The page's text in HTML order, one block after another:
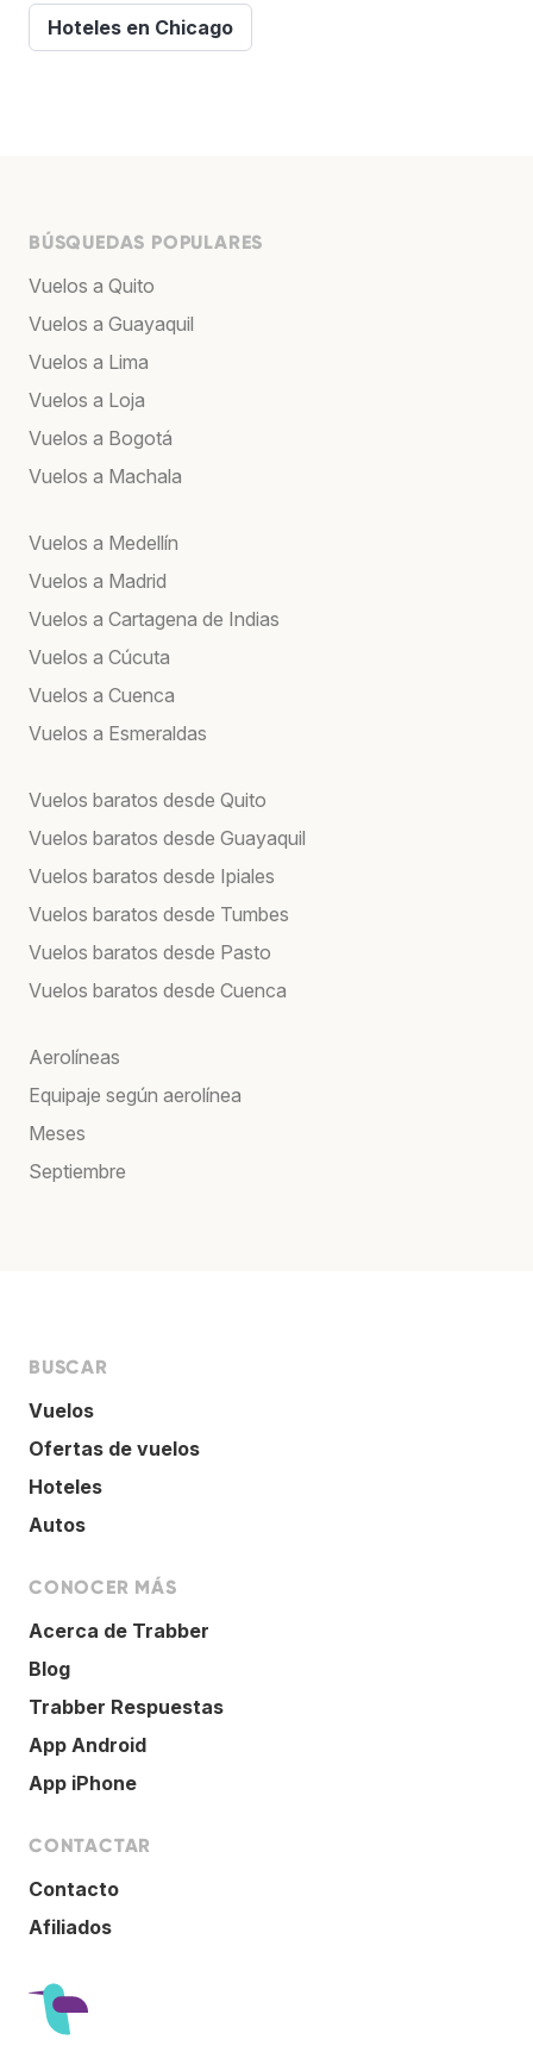
Hoteles en Chicago
BÚSQUEDAS POPULARES
Vuelos a Quito
Vuelos a Guayaquil
Vuelos a Lima
Vuelos a Loja
Vuelos a Bogotá
Vuelos a Machala
Vuelos a Medellín
Vuelos a Madrid
Vuelos a Cartagena de Indias
Vuelos a Cúcuta
Vuelos a Cuenca
Vuelos a Esmeraldas
Vuelos baratos desde Quito
Vuelos baratos desde Guayaquil
Vuelos baratos desde Ipiales
Vuelos baratos desde Tumbes
Vuelos baratos desde Pasto
Vuelos baratos desde Cuenca
Aerolíneas
Equipaje según aerolínea
Meses
Septiembre
BUSCAR
Vuelos
Ofertas de vuelos
Hoteles
Autos
CONOCER MÁS
Acerca de Trabber
Blog
Trabber Respuestas
App Android
App iPhone
CONTACTAR
Contacto
Afiliados